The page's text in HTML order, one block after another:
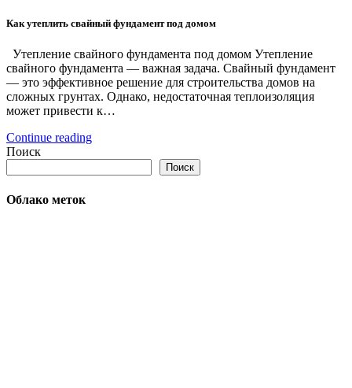
Как утеплить свайный фундамент под домом
Утепление свайного фундамента под домом Утепление
свайного фундамента — важная задача. Свайный фундамент
— это эффективное решение для строительства домов на
сложных грунтах. Однако, недостаточная теплоизоляция
может привести к…
Continue reading
Поиск
Поиск
Облако меток